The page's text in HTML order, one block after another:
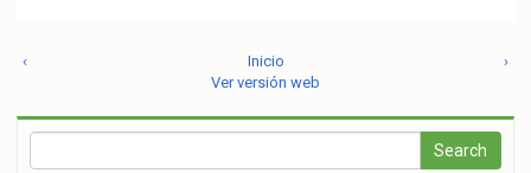
‹ ›
Inicio
Ver versión web